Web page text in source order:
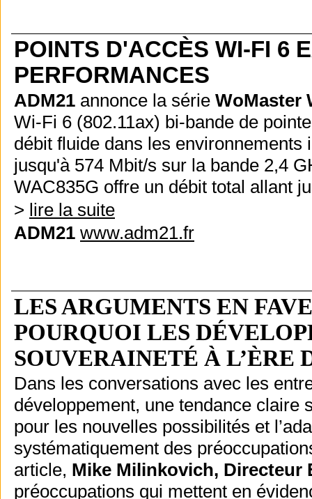
POINTS D'ACCÈS WI-FI 6
PERFORMANCES
ADM21 annonce la série WoMaster
Wi-Fi 6 (802.11ax) bi-bande de
débit fluide dans les
jusqu'à 574 Mbit/s sur la bande 2,4
WAC835G offre un débit total allant
> lire la suite
ADM21 www.adm21.fr
LES ARGUMENTS EN
POURQUOI LES
SOUVERAINETÉ À L’ÈRE
Dans les conversations avec les
développement, une tendance claire
pour les nouvelles possibilités et
systématiquement des
article, Mike Milinkovich, Directeur
préoccupations qui mettent en